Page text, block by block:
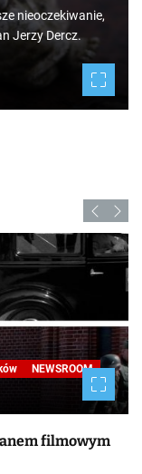
nieoczekiwanie,
Jerzy Dercz.
NEWSROOM
filmowym